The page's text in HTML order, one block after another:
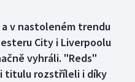
v nastoleném trendu
City i Liverpoolu
vyhráli. "Reds"
titulu rozstříleli i díky